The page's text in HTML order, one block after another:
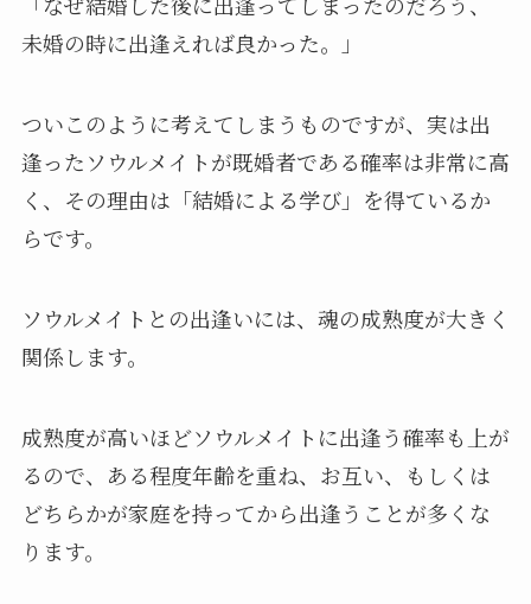
未婚の時に出逢えれば良かった。」
ついこのように考えてしまうものですが、実は出
逢ったソウルメイトが既婚者である確率は非常に高
く、その理由は「結婚による学び」を得ているか
らです。
ソウルメイトとの出逢いには、魂の成熟度が大きく
関係します。
成熟度が高いほどソウルメイトに出逢う確率も上が
るので、ある程度年齢を重ね、お互い、もしくは
どちらかが家庭を持ってから出逢うことが多くな
ります。